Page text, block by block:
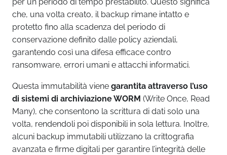
che, una volta creato, il backup rimane intatto e
protetto fino alla scadenza del periodo di
conservazione definito dalle policy aziendali,
garantendo così una difesa efficace contro
ransomware, errori umani e attacchi informatici.
Questa immutabilità viene garantita attraverso l’uso
di sistemi di archiviazione WORM (Write Once, Read
Many), che consentono la scrittura di dati solo una
volta, rendendoli poi disponibili in sola lettura. Inoltre,
alcuni backup immutabili utilizzano la crittografia
avanzata e firme digitali per garantire l’integrità delle